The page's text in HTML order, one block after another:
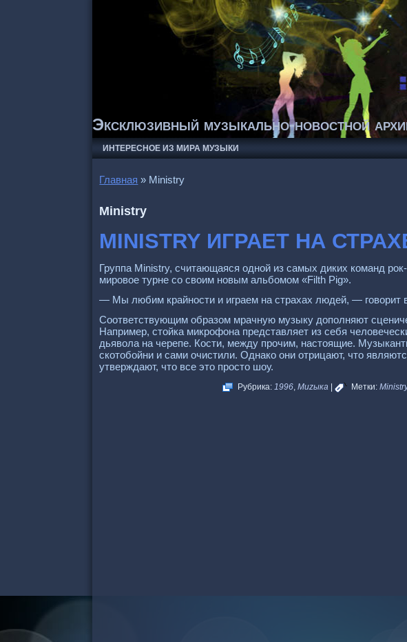
Эксклюзивный музыкально-новостной
ИНТЕРЕСНОЕ ИЗ МИРА МУЗЫКИ
Главная » Ministry
Ministry
MINISTRY ИГРАЕТ НА
Группа Ministry, считающаяся одной из самых диких команд
мировое турне со своим новым альбомом «Filth Рig».
— Мы любим крайности и играем на страхах людей, — говорит
Соответствующим образом мрачную музыку дополняют
Например, стойка микрофона представляет из себя
дьявола на черепе. Кости, между прочим, настоящие.
скотобойни и сами очистили. Однако они отрицают, что
утверждают, что все это просто шоу.
Рубрика: 1996, Muzыка| Метки: